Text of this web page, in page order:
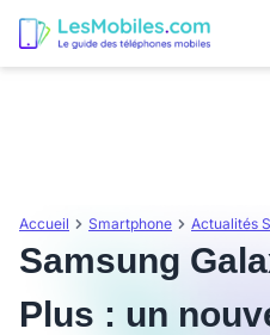
Accueil Smartphone Actualités
Samsung
Plus : un